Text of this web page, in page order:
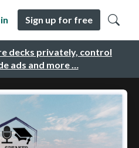
decks privately, control
ads and more …
Sign up for free